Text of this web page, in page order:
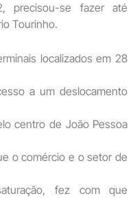
precisou-se fazer até
Tourinho.
localizados em 28
a um deslocamento
centro de João Pessoa
o comércio e o setor de
fez com que